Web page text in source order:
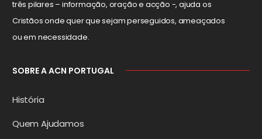
três pilares – informação, oração e acção -, ajuda os
Cristãos onde quer que sejam perseguidos, ameaçados
ou em necessidade.
SOBRE A ACN PORTUGAL
História
Quem Ajudamos